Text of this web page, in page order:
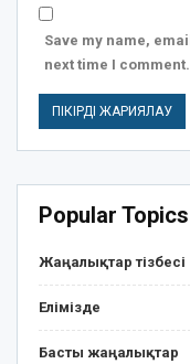
Save my name,
next time I comment.
Popular Topics
Жаңалықтар тізбесі
Елімізде
Басты жаңалықтар